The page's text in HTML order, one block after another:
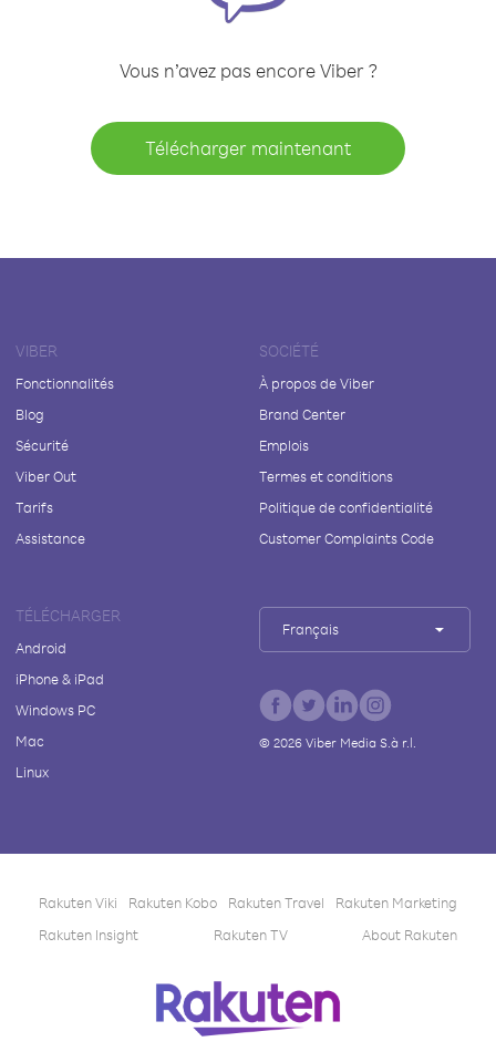
Vous n’avez pas encore Viber ?
Télécharger maintenant
VIBER
Fonctionnalités
Blog
Sécurité
Viber Out
Tarifs
Assistance
SOCIÉTÉ
À propos de Viber
Brand Center
Emplois
Termes et conditions
Politique de confidentialité
Customer Complaints Code
TÉLÉCHARGER
Android
iPhone & iPad
Windows PC
Mac
Linux
Français
© 2026Viber Media S.à r.l.
Rakuten Viki Rakuten Kobo Rakuten Travel
Rakuten Marketing
Rakuten Insight
Rakuten TV About Rakuten